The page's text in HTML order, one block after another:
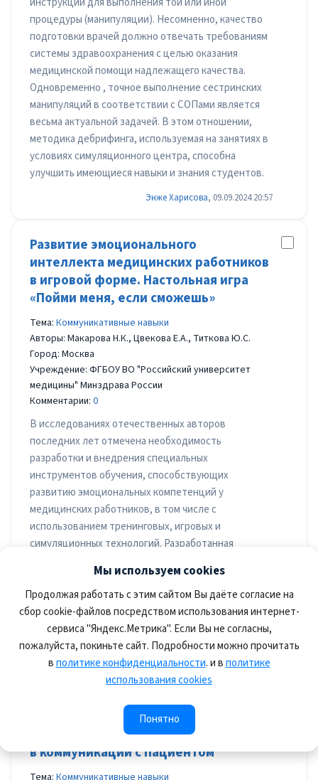
Мы используем cookies
Продолжая работать с этим сайтом Вы даёте согласие на
сбор cookie-файлов посредством использования интернет-
сервиса "Яндекс.Метрика". Если Вы не согласны,
пожалуйста, покиньте сайт. Подробности можно прочитать
вполитике конфиденциальности. и вполитике
использования cookies
Понятно
процедуры (манипуляции). Несомненно, качество
подготовки врачей должно отвечать требованиям
системы здравоохранения с целью оказания
медицинской помощи надлежащего качества.
Одновременно , точное выполнение сестринских
манипуляций в соответствии с СОПами является
весьма актуальной задачей. В этом отношении,
методика дебрифинга, используемая на занятиях в
условиях симуляционного центра, способна
улучшить имеющиеся навыки и знания студентов.
Энже Харисова, 09.09.2024 20:57
Развитие эмоционального
интеллекта медицинских работников
в игровой форме. Настольная игра
«Пойми меня, если сможешь»
Тема: Коммуникативные навыки
Авторы: Макарова Н.К., Цвекова Е.А., Титкова Ю.С.
Город: Москва
Учреждение: ФГБОУ ВО "Российский университет
медицины" Минздрава России
Комментарии: 0
В исследованиях отечественных авторов
последних лет отмечена необходимость
разработки и внедрения специальных
инструментов обучения, способствующих
развитию эмоциональных компетенций у
медицинских работников, в том числе с
использованием тренинговых, игровых и
симуляционных технологий. Разработанная
формирование и развитие у участников
компетенции «Управление отношениями и
общение с заинтересованными сторонами» в
соответствии с моделью компетенций
управленческих кадров здравоохранения
(Найговзина Н.Б., и др., 2022).
Макарова Наталия Константиновна, 09.09.2024 20:54
Конфликтогенные языковые маркеры
в коммуникации с пациентом
Тема: Коммуникативные навыки